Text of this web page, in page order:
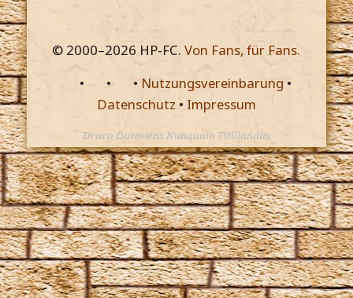
© 2000–2026 HP-FC.Von Fans, für Fans.
•
• • Nutzungsvereinbarung •
Datenschutz • Impressum
Draco Dormiens Nunquam Titillandus